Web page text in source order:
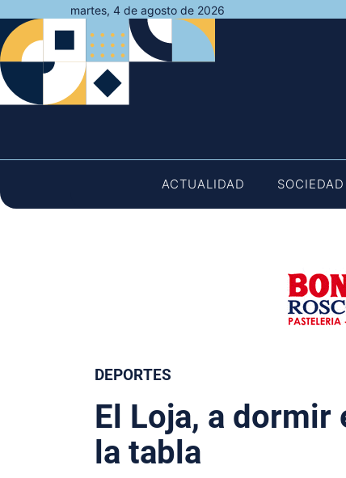
al
contenido
martes, 4 de agosto de 2026
ACTUALIDAD SOCIEDAD
DEPORTES
El Loja, a
la tabla